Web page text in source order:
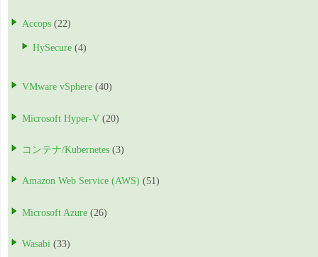
Accops (22)
HySecure (4)
VMware vSphere (40)
Microsoft Hyper-V (20)
コンテナ/Kubernetes (3)
Amazon Web Service (AWS) (51)
Microsoft Azure (26)
Wasabi (33)